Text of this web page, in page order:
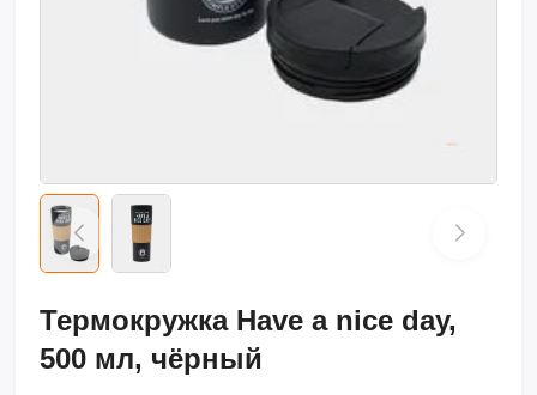
Термокружка Have a nice day,
500 мл, чёрный